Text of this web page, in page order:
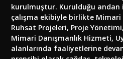
kurulmuştur. Kurulduğu
çalışma ekibiyle birlikte Mimari
Ruhsat Projeleri, Proje
Mimari Danışmanlık Hizmeti,
alanlarında faaliyetlerine